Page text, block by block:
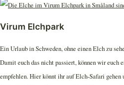
Virum Elchpark
Ein Urlaub in Schweden, ohne einen Elch zu
Damit euch das nicht passiert, können wir euch
empfehlen. Hier könnt ihr auf Elch-Safari